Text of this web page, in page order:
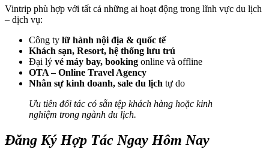
Vintrip phù hợp với tất cả những ai hoạt động trong lĩnh vực du lịch
– dịch vụ:
Công ty lữ hành nội địa & quốc tế
Khách sạn, Resort, hệ thống lưu trú
Đại lý vé máy bay, booking online và offline
OTA – Online Travel Agency
Nhân sự kinh doanh, sale du lịch tự do
Ưu tiên đối tác có sẵn tệp khách hàng hoặc kinh
nghiệm trong ngành du lịch.
Đăng Ký Hợp Tác Ngay Hôm Nay